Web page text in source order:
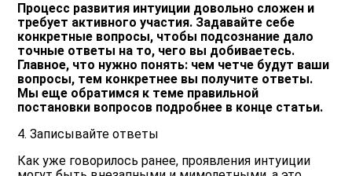
Процесс развития интуиции довольно сложен и
требует активного участия. Задавайте себе
конкретные вопросы, чтобы подсознание дало
точные ответы на то, чего вы добиваетесь.
Главное, что нужно понять: чем четче будут ваши
вопросы, тем конкретнее вы получите ответы.
Мы еще обратимся к теме правильной
постановки вопросов подробнее в конце статьи.
4. Записывайте ответы
Как уже говорилось ранее, проявления интуиции